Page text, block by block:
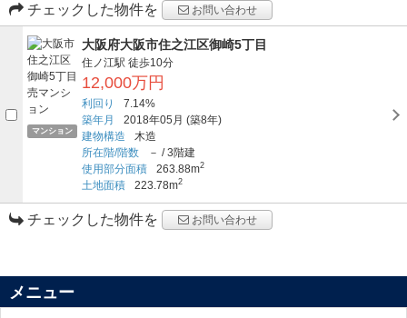
チェックした物件を
お問い合わせ
マンション
大阪府大阪市住之江区御崎5丁目
住ノ江駅 徒歩10分
12,000万円
利回り
7.14%
築年月
2018年05月 (築8年)
建物構造
木造
所在階/階数
－ /3階建
使用部分面積
263.88m2
土地面積 223.78m2
チェックした物件を お問い合わせ
メニュー